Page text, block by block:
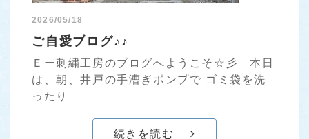
2026/05/18
ご自愛ブログ♪♪
Ｅー刺繍工房のブログへようこそ☆彡 本日
は、朝、井戸の手漕ぎポンプで ゴミ袋を洗
ったり
続きを読む